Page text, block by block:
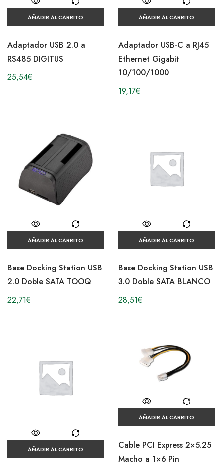
AÑADIR AL CARRITO
Adaptador USB 2.0 a
RS485 DIGITUS
25,54€
AÑADIR AL CARRITO
Adaptador USB-C a RJ45
Ethernet Gigabit
10/100/1000
19,17€
AÑADIR AL CARRITO
Base Docking Station USB
2.0 Doble SATA TOOQ
22,71€
AÑADIR AL CARRITO
Base Docking Station USB
3.0 Doble SATA BLANCO
28,51€
AÑADIR AL CARRITO
AÑADIR AL CARRITO
Cable PCI Express 2×5.25
Macho a 1×6 Pin